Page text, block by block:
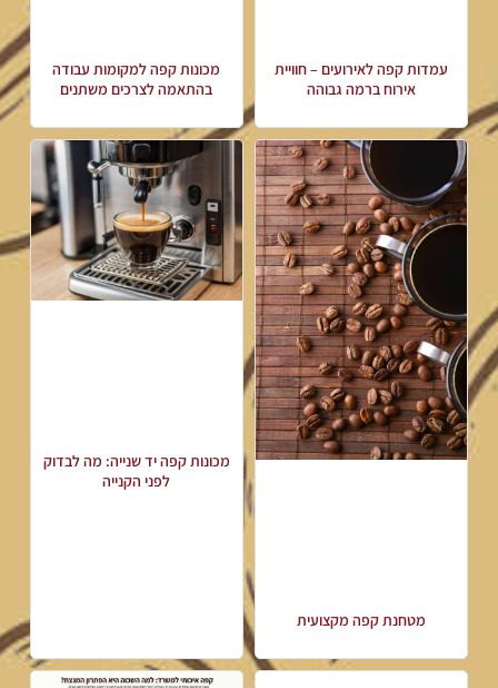
עמדות קפה לאירועים – חוויית
אירוח ברמה גבוהה
מכונות קפה למקומות עבודה
בהתאמה לצרכים משתנים
מטחנת קפה מקצועית
מכונות קפה יד שנייה: מה לבדוק
לפני הקנייה